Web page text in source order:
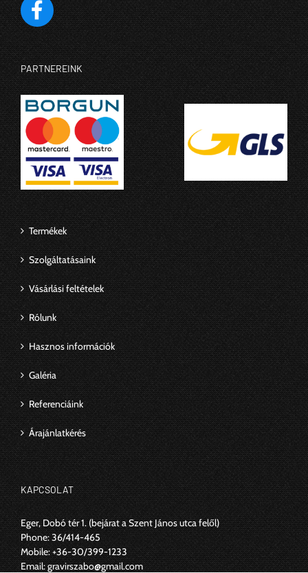
PARTNEREINK
Termékek
Szolgáltatásaink
Vásárlási feltételek
Rólunk
Hasznos információk
Galéria
Referenciáink
Árajánlatkérés
KAPCSOLAT
Eger, Dobó tér 1.(bejárat a Szent János utca felől)
Phone:36/414-465
Mobile:+36-30/399-1233
Email:gravirszabo@gmail.com